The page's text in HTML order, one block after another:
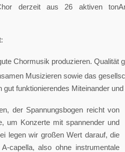
derzeit aus 26 aktiven
Chormusik produzieren. Qualität
Musizieren sowie das
funktionierendes Miteinander
der Spannungsbogen reicht von
um Konzerte mit spannender und
legen wir großen Wert darauf, die
capella, also ohne instrumentale